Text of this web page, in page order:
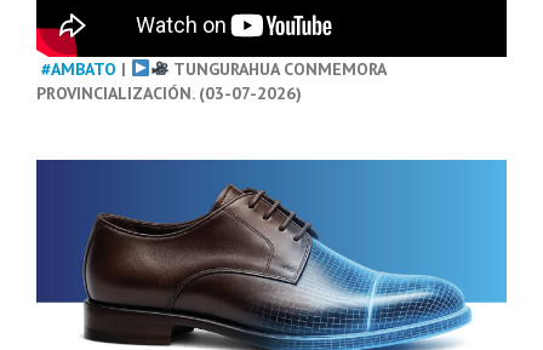
#AMBATO |
TUNGURAHUA CONMEMORA
PROVINCIALIZACIÓN. (03-07-2026)